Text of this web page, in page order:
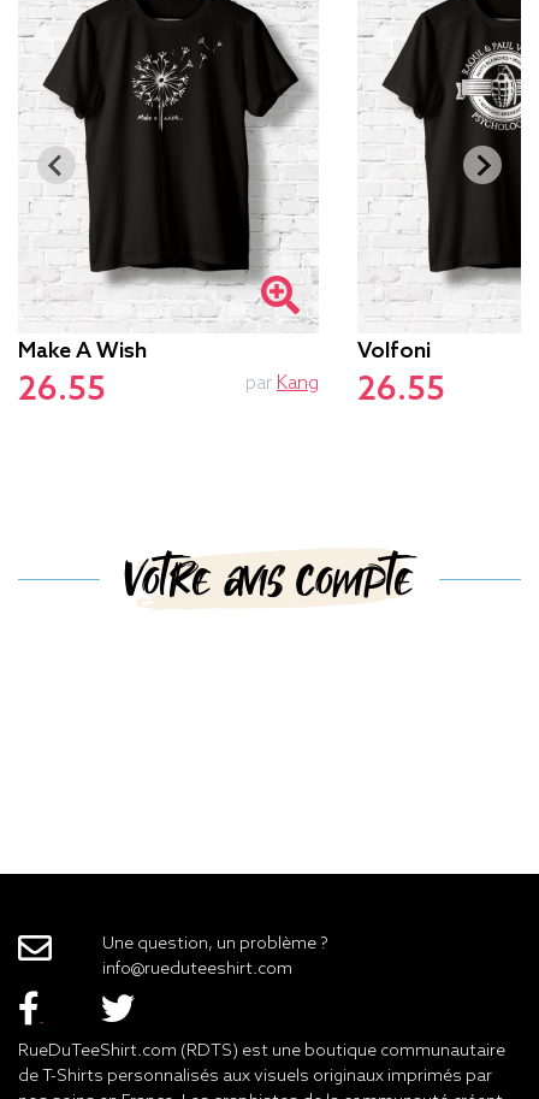
Make A Wish
26.55 par Kang
Volfoni
26.55
Votre avis compte
Une question, un problème ?
info@rueduteeshirt.com
RueDuTeeShirt.com (RDTS) est une boutique communautaire
de T-Shirts personnalisés aux visuels originaux imprimés par